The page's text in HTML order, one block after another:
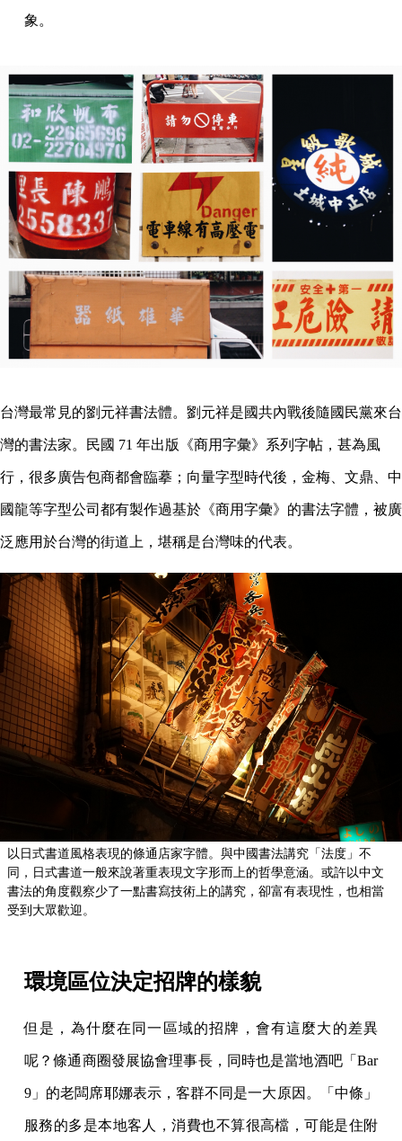
象。
台灣最常見的劉元祥書法體。劉元祥是國共內戰後隨國民黨來台
灣的書法家。民國 71 年出版《商用字彙》系列字帖，甚為風
行，很多廣告包商都會臨摹；向量字型時代後，金梅、文鼎、中
國龍等字型公司都有製作過基於《商用字彙》的書法字體，被廣
泛應用於台灣的街道上，堪稱是台灣味的代表。
以日式書道風格表現的條通店家字體。與中國書法講究「法度」不
同，日式書道一般來說著重表現文字形而上的哲學意涵。或許以中文
書法的角度觀察少了一點書寫技術上的講究，卻富有表現性，也相當
受到大眾歡迎。
環境區位決定招牌的樣貌
但是，為什麼在同一區域的招牌，會有這麼大的差異
呢？條通商圈發展協會理事長，同時也是當地酒吧「Bar
9」的老闆席耶娜表示，客群不同是一大原因。「中條」
服務的多是本地客人，消費也不算很高檔，可能是住附